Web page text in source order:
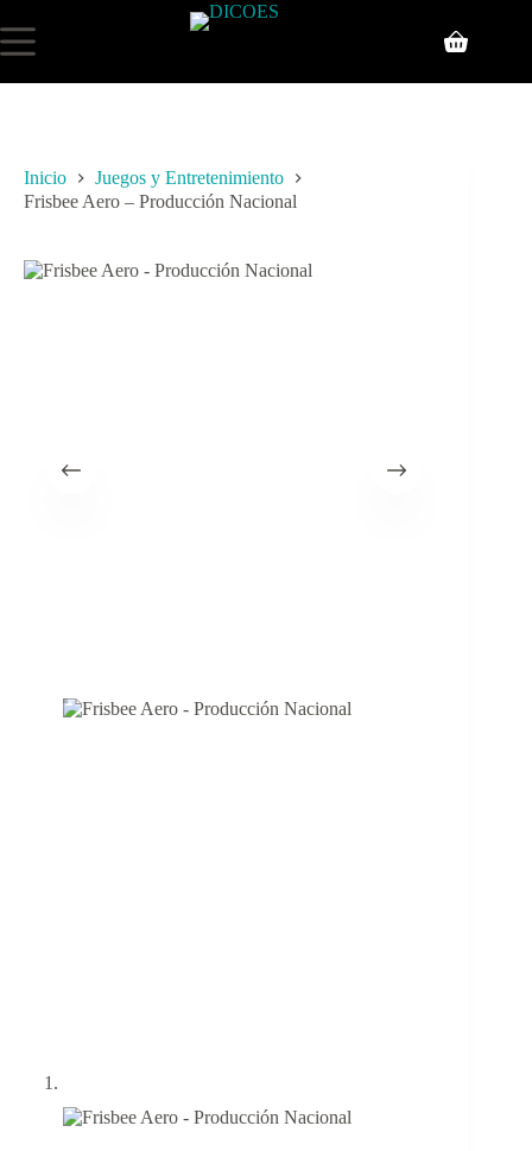
Inicio
Juegos y Entretenimiento
Frisbee Aero – Producción Nacional